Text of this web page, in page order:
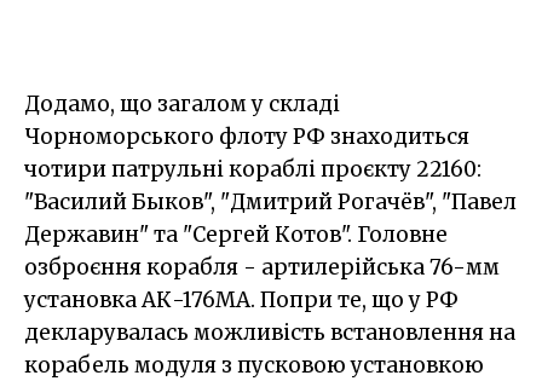
Додамо, що загалом у складі
Чорноморського флоту РФ знаходиться
чотири патрульні кораблі проєкту 22160:
"Василий Быков", "Дмитрий Рогачёв", "Павел
Державин" та "Сергей Котов". Головне
озброєння корабля - артилерійська 76-мм
установка АК-176МА. Попри те, що у РФ
декларувалась можливість встановлення на
корабель модуля з пусковою установкою